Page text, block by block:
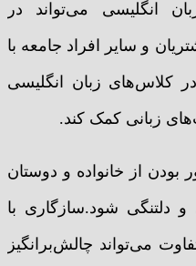
انگلیسی می‌تواند در
و سایر افراد جامعه با
زبان انگلیسی
زبانی کمک کند.
بودن از خانواده و دوستان
دلتنگی شود.سازگاری با
می‌تواند چالش‌برانگیز